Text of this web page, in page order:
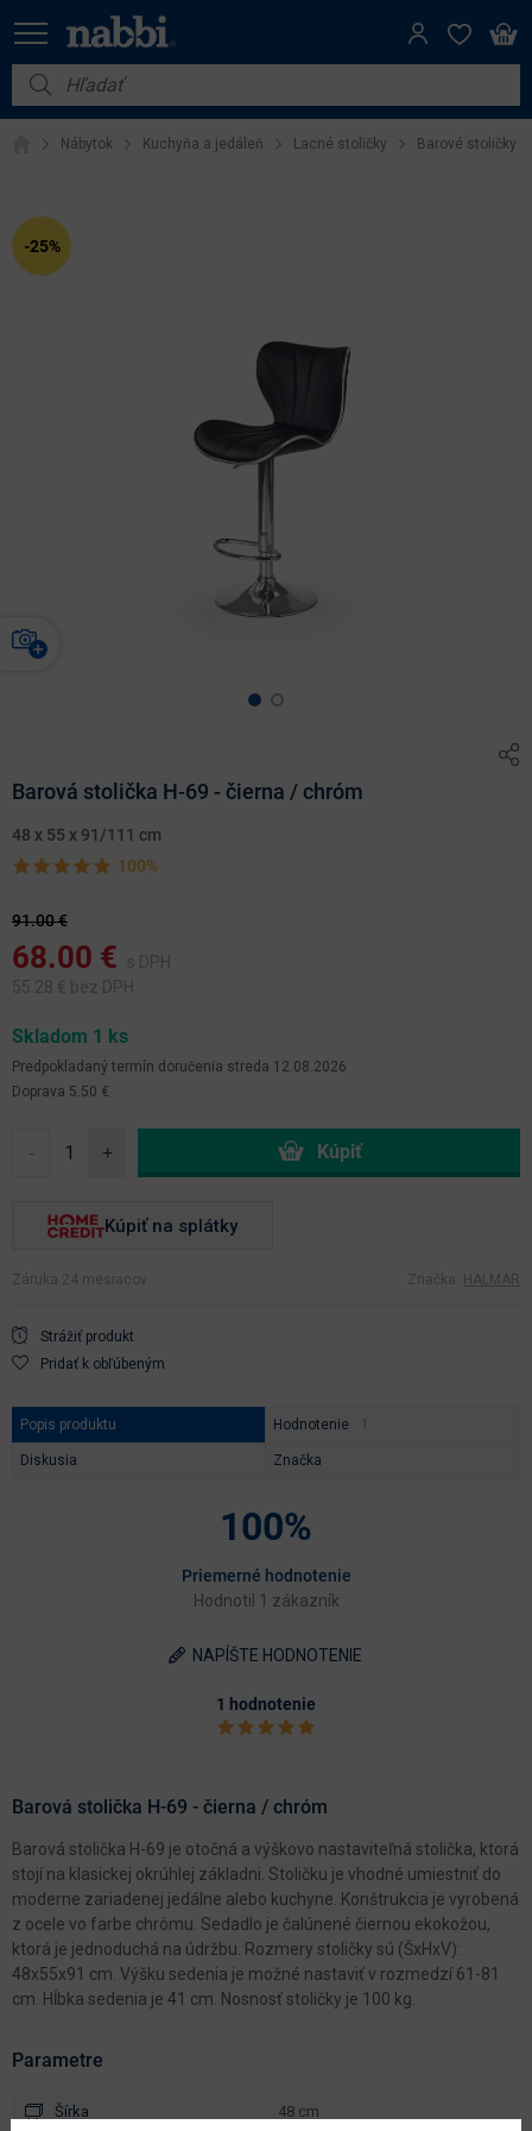
Nábytok
Vybavenie do domácnosti
Akcie
Nábytok Kuchyňa a jedáleň Lacné stoličky Barové stoličky
-25%
Barová stolička H-69 - čierna / chróm
48 x 55 x 91/111 cm
100%
91.00 €
68.00 €
s DPH
55.28 € bez DPH
Skladom 1 ks
Predpokladaný termín doručenia streda 12.08.2026
Doprava 5.50 €
- +
Kúpiť na splátky
Záruka 24 mesiacov Značka: HALMAR
Strážiť produkt
Pridať k obľúbeným
Popis produktu Hodnotenie
Diskusia Značka
100%
Priemerné hodnotenie
Hodnotil 1 zákazník
NAPÍŠTE HODNOTENIE
1 hodnotenie
Barová stolička H-69 - čierna / chróm
Barová stolička H-69 je otočná a výškovo nastaviteľná stolička, ktorá
stojí na klasickej okrúhlej základni. Stoličku je vhodné umiestniť do
moderne zariadenej jedálne alebo kuchyne. Konštrukcia je vyrobená
z ocele vo farbe chrómu. Sedadlo je čalúnené čiernou ekokožou,
ktorá je jednoduchá na údržbu. Rozmery stoličky sú (ŠxHxV):
48x55x91 cm. Výšku sedenia je možné nastaviť v rozmedzí 61-81
cm. Hĺbka sedenia je 41 cm. Nosnosť stoličky je 100 kg.
Parametre
Šírka 48 cm